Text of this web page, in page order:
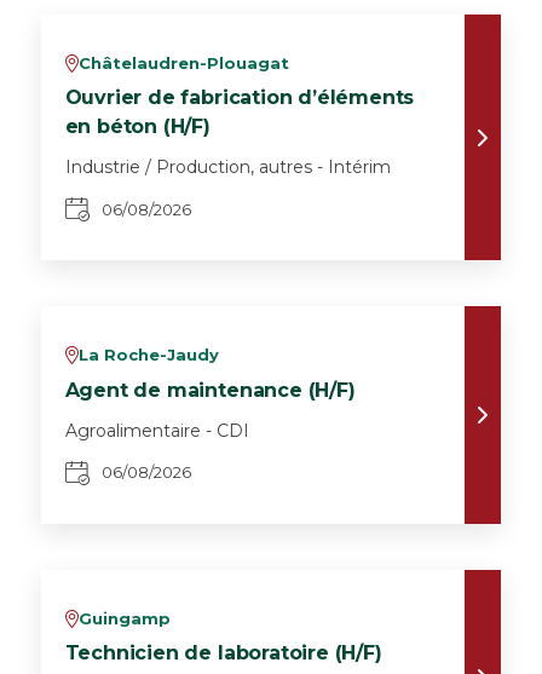
vChâtelaudren-Plouagat
Ouvrier de fabrication d’éléments
en béton (H/F)
Industrie / Production, autres - Intérim
06/08/2026
vLa Roche-Jaudy
Agent de maintenance (H/F)
Agroalimentaire - CDI
06/08/2026
vGuingamp
Technicien de laboratoire (H/F)